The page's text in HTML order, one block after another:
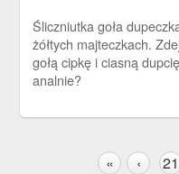
Śliczniutka goła
żółtych majteczkach.
gołą cipkę i ciasną
analnie?
« ‹ 21